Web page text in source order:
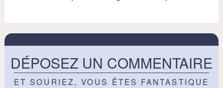
DÉPOSEZ UN COMMENTAIRE
ET SOURIEZ, VOUS ÊTES FANTASTIQUE